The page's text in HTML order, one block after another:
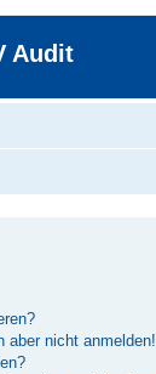
Audit
aber nicht anmelden!